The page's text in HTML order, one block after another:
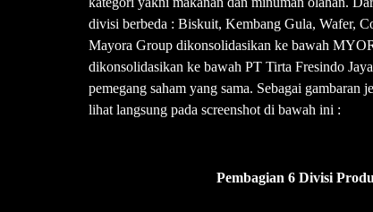
divisi berbeda : Biskuit, Kembang Gula, Wafer,
Mayora Group dikonsolidasikan ke bawah
dikonsolidasikan ke bawah PT Tirta Fresindo
pemegang saham yang sama. Sebagai
lihat langsung pada screenshot di bawah ini :
Pembagian 6 Divisi